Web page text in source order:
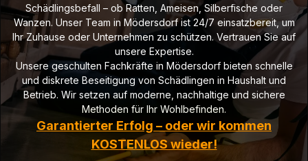
Schädlingsbefall – ob Ratten, Ameisen, Silberfische oder
Wanzen. Unser Team in Mödersdorf ist 24/7 einsatzbereit, um
Ihr Zuhause oder Unternehmen zu schützen. Vertrauen Sie auf
unsere Expertise.
Unsere geschulten Fachkräfte in Mödersdorf bieten schnelle
und diskrete Beseitigung von Schädlingen in Haushalt und
Betrieb. Wir setzen auf moderne, nachhaltige und sichere
Methoden für Ihr Wohlbefinden.
Garantierter Erfolg – oder wir kommen
KOSTENLOS wieder!